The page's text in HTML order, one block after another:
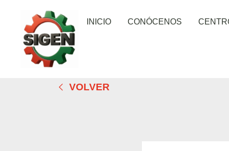
INICIO CONÓCENOS
VOLVER